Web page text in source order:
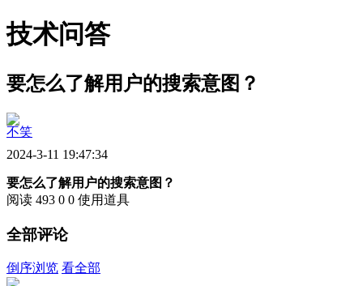
技术问答
要怎么了解用户的搜索意图？
不笑
2024-3-11 19:47:34
要怎么了解用户的搜索意图？
阅读 493 0 0 使用道具
全部评论
倒序浏览 看全部